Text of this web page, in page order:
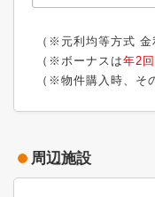
（※元利均等方式 金
（※ボーナスは年2回
（※物件購入時、そ
周辺施設